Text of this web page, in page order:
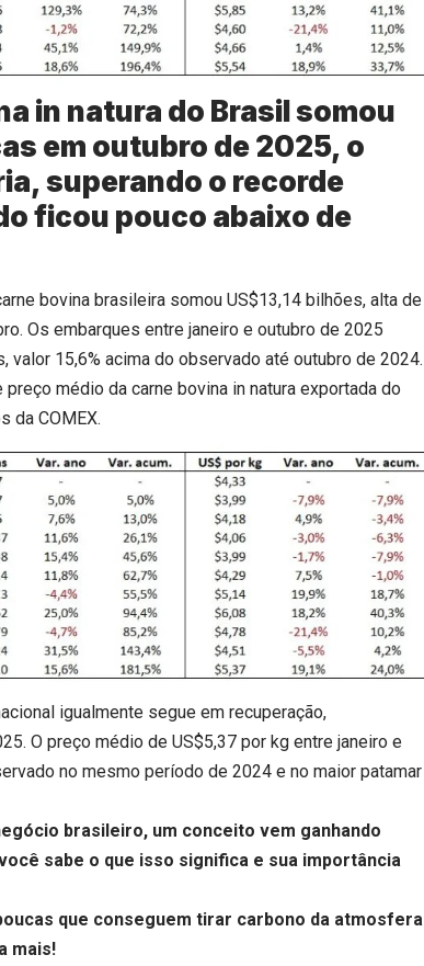
in natura do Brasil somou
em outubro de 2025, o
superando o recorde
ficou pouco abaixo de
bovina brasileira somou US$13,14 bilhões, alta de
Os embarques entre janeiro e outubro de 2025
15,6% acima do observado até outubro de 2024.
médio da carne bovina in natura exportada do
da COMEX.
igualmente segue em recuperação,
O preço médio de US$5,37 por kg entre janeiro e
no mesmo período de 2024 e no maior patamar
brasileiro, um conceito vem ganhando
sabe o que isso significa e sua importância
que conseguem tirar carbono da atmosfera
mais!